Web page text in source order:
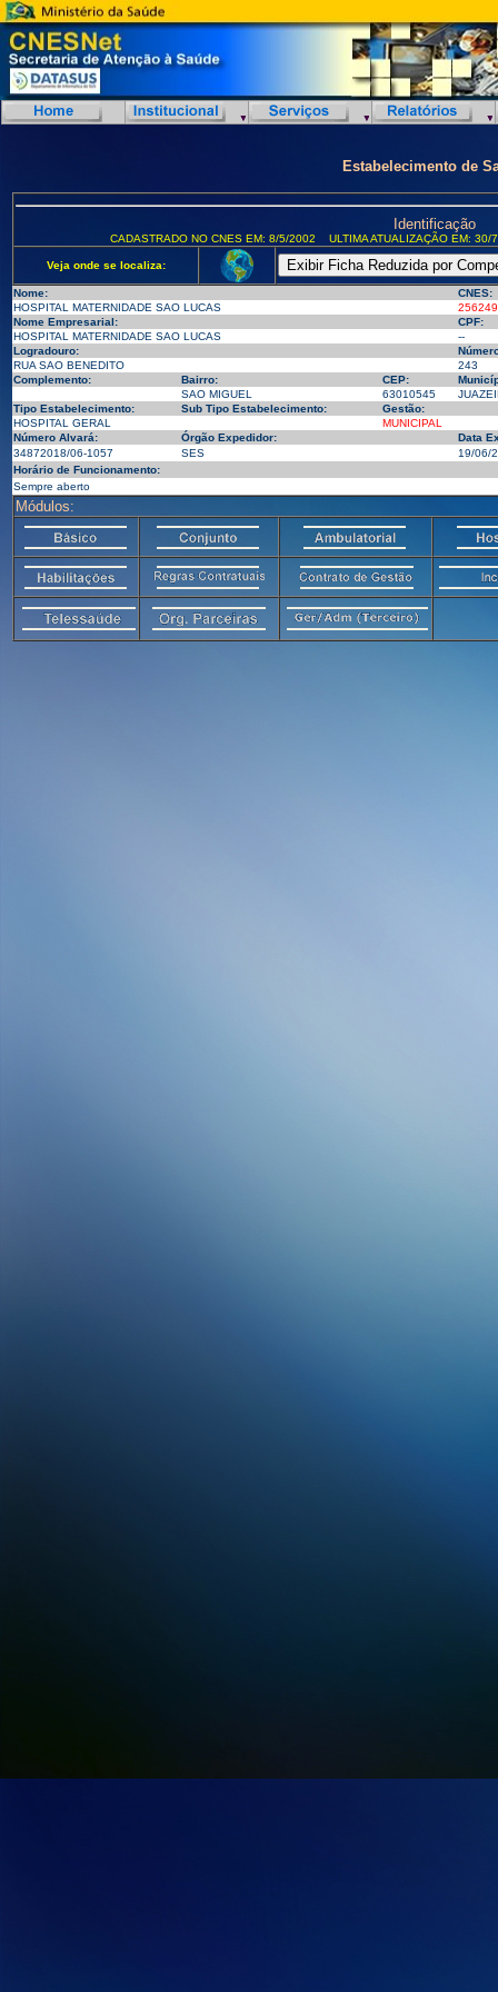
Estabelecimento de
Identificação
CADASTRADO NO CNES EM: 8/5/2002 ULTIMA ATUALIZAÇÃO EM:
Veja onde se localiza:
Nome:
CNES:
HOSPITAL MATERNIDADE SAO LUCAS
Nome Empresarial:
CPF:
HOSPITAL MATERNIDADE SAO LUCAS
--
Logradouro:
RUA SAO BENEDITO
243
Complemento:
Bairro: CEP:
SAO MIGUEL
63010545
Tipo Estabelecimento:
Sub Tipo Estabelecimento:
Gestão:
HOSPITAL GERAL
MUNICIPAL
Número Alvará:
Órgão Expedidor:
Data
34872018/06-1057
SES
19/06/
Horário de Funcionamento:
Sempre aberto
Módulos: